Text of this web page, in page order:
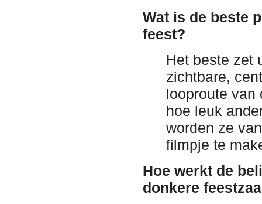
Wat is de beste
feest?
Het beste zet
zichtbare,
looproute van
hoe leuk
worden ze
filmpje te
Hoe werkt de
donkere